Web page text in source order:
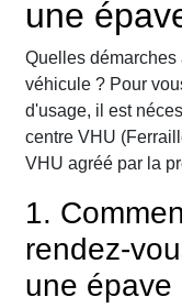
une
Quelles
véhicule ? Pour
d'usage, il est
centre VHU
VHU agréé par la
1.
rendez-
une épave